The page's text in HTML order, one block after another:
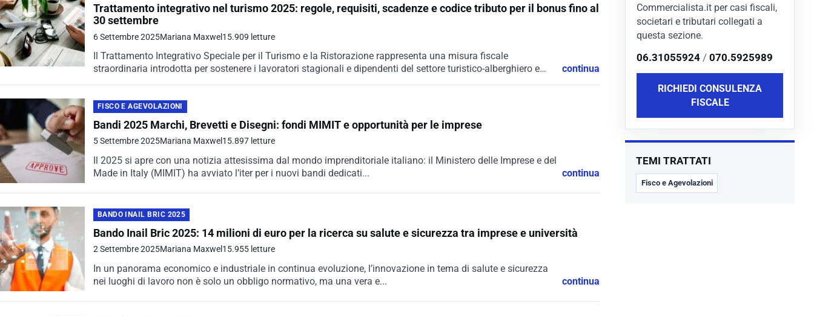
Trattamento integrativo nel turismo 2025: regole, requisiti, scadenze e codice tributo per il bonus fino al
30 settembre
6 Settembre 2025Mariana Maxwel15.909 letture
Il Trattamento Integrativo Speciale per il Turismo e la Ristorazione rappresenta una misura fiscale
straordinaria introdotta per sostenere i lavoratori stagionali e dipendenti del settore turistico-alberghiero e
continua
FISCO E AGEVOLAZIONI
Bandi 2025 Marchi, Brevetti e Disegni: fondi MIMIT e opportunità per le imprese
5 Settembre 2025Mariana Maxwel 15.897 letture
Il 2025 si apre con una notizia attesissima dal mondo imprenditoriale italiano: il Ministero delle Imprese e del
Made in Italy (MIMIT) ha avviato l’iter per i nuovi bandi dedicati...
continua
BANDO INAIL BRIC 2025
Bando Inail Bric 2025: 14 milioni di euro per la ricerca su salute e sicurezza tra imprese e università
2 Settembre 2025Mariana Maxwel 15.955 letture
In un panorama economico e industriale in continua evoluzione, l’innovazione in tema di salute e sicurezza
nei luoghi di lavoro non è solo un obbligo normativo, ma una vera e...
continua
Commercialista.it per casi fiscali,
societari e tributari collegati a
questa sezione.
06.31055924 / 070.5925989
RICHIEDI CONSULENZA
FISCALE
TEMI TRATTATI
Fisco e Agevolazioni